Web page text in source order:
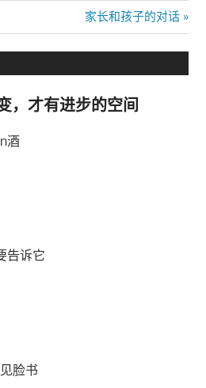
Next
Post:
家长和孩子的对话
，才有进步的空间
酒
告诉它
脸书